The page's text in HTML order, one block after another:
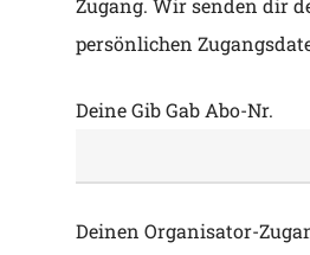
Zugang. Wir senden dir
persönlichen
Deine Gib Gab Abo-Nr.
Deinen Organisator-